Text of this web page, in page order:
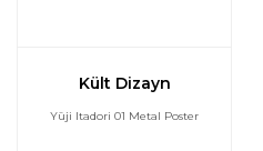
Kült Dizayn
Yūji Itadori 01 Metal Poster